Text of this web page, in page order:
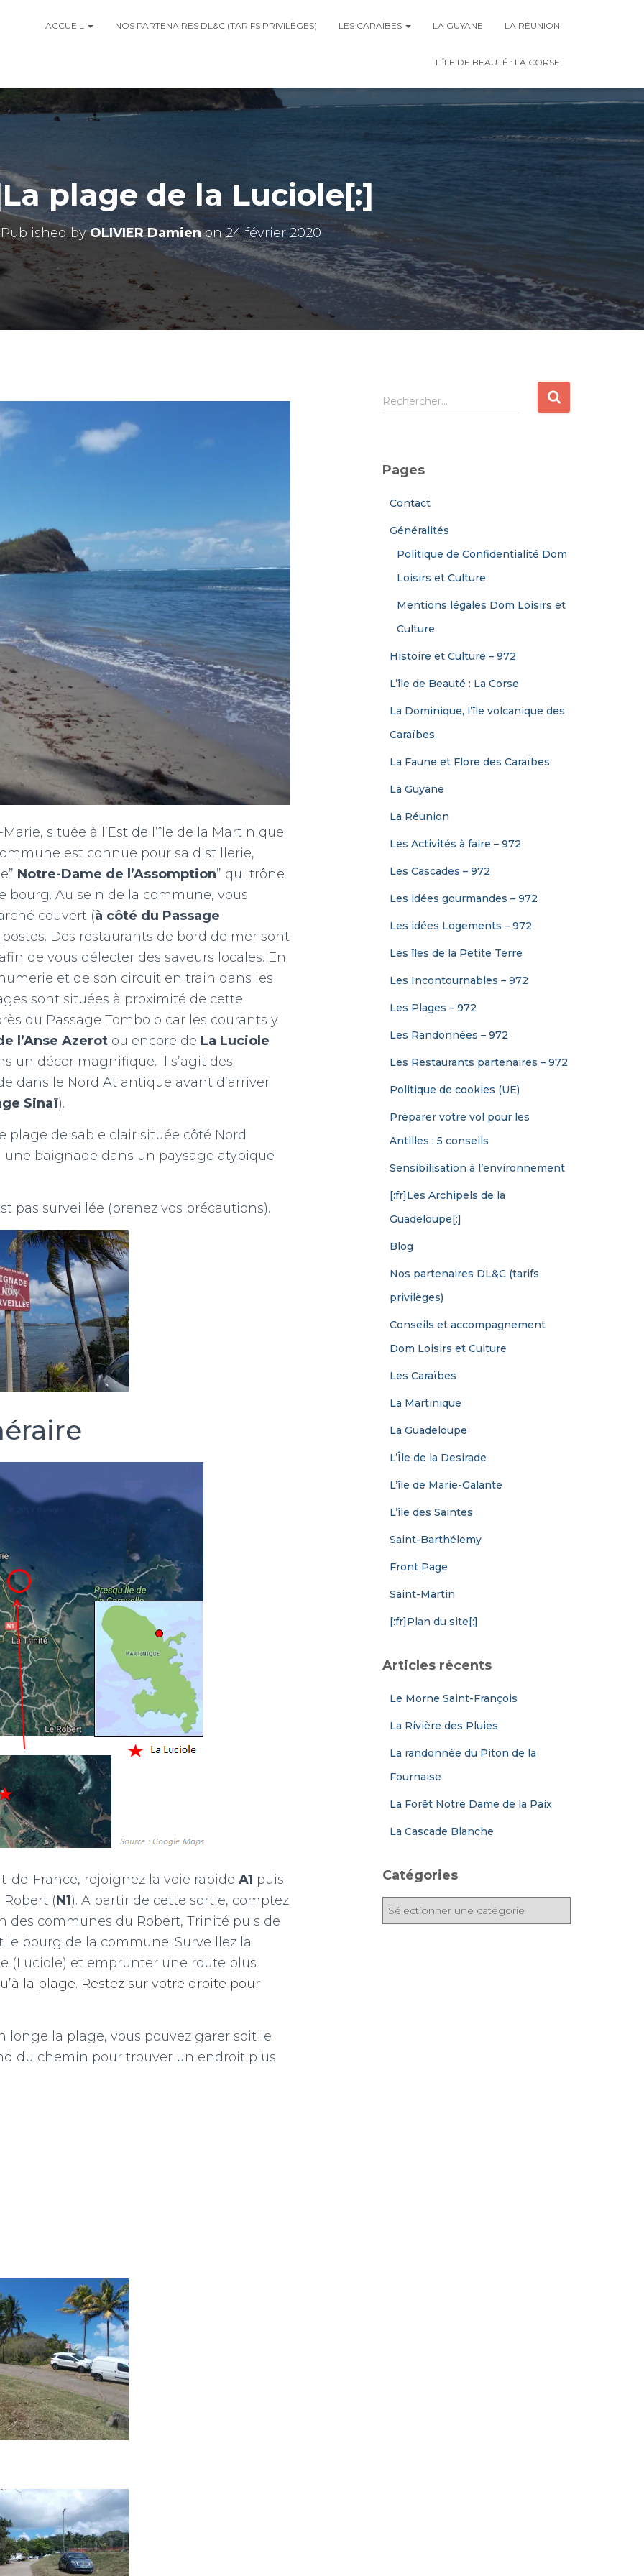
ACCUEIL NOS PARTENAIRES DL&C (TARIFS PRIVILÈGES) LES CARAÏBES LA GUYANE LA RÉUNION
L’ÎLE DE BEAUTÉ : LA CORSE
plage de la Luciole[:]
Published byOLIVIER Damienon24 février 2020
située à l’Est de l’île de la Martinique
est connue pour sa distillerie,
Notre-Dame de l’Assomption” qui trône
bourg. Au sein de la commune, vous
couvert (à côté du Passage
Des restaurants de bord de mer sont
de vous délecter des saveurs locales. En
et de son circuit en train dans les
sont situées à proximité de cette
du Passage Tombolo car les courants y
l’Anse Azerot ou encore de La Luciole
un décor magnifique. Il s’agit des
dans le Nord Atlantique avant d’arriver
Sinaï).
plage de sable clair située côté Nord
une baignade dans un paysage atypique
pas surveillée (prenez vos précautions).
de-France, rejoignez la voie rapide A1 puis
(N1). A partir de cette sortie, comptez
des communes du Robert, Trinité puis de
bourg de la commune. Surveillez la
(Luciole) et emprunter une route plus
la plage. Restez sur votre droite pour
la plage, vous pouvez garer soit le
du chemin pour trouver un endroit plus
R
e
r
Rechercher…
Pages
Contact
Généralités
Politique de Confidentialité Dom
Loisirs et Culture
Mentions légales Dom Loisirs et
Culture
Histoire et Culture – 972
L’île de Beauté : La Corse
La Dominique, l’île volcanique des
Caraïbes.
La Faune et Flore des Caraïbes
La Guyane
La Réunion
Les Activités à faire – 972
Les Cascades – 972
Les idées gourmandes – 972
Les idées Logements – 972
Les îles de la Petite Terre
Les Incontournables – 972
Les Plages – 972
Les Randonnées – 972
Les Restaurants partenaires – 972
Politique de cookies (UE)
Préparer votre vol pour les
Antilles : 5 conseils
Sensibilisation à l’environnement
[:fr]Les Archipels de la
Guadeloupe[:]
Blog
Nos partenaires DL&C (tarifs
privilèges)
Conseils et accompagnement
Dom Loisirs et Culture
Les Caraïbes
La Martinique
La Guadeloupe
L’Île de la Desirade
L’île de Marie-Galante
L’île des Saintes
Saint-Barthélemy
Front Page
Saint-Martin
[:fr]Plan du site[:]
Articles récents
Le Morne Saint-François
La Rivière des Pluies
La randonnée du Piton de la
Fournaise
La Forêt Notre Dame de la Paix
La Cascade Blanche
Catégories